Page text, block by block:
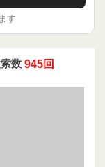
す
数 945回